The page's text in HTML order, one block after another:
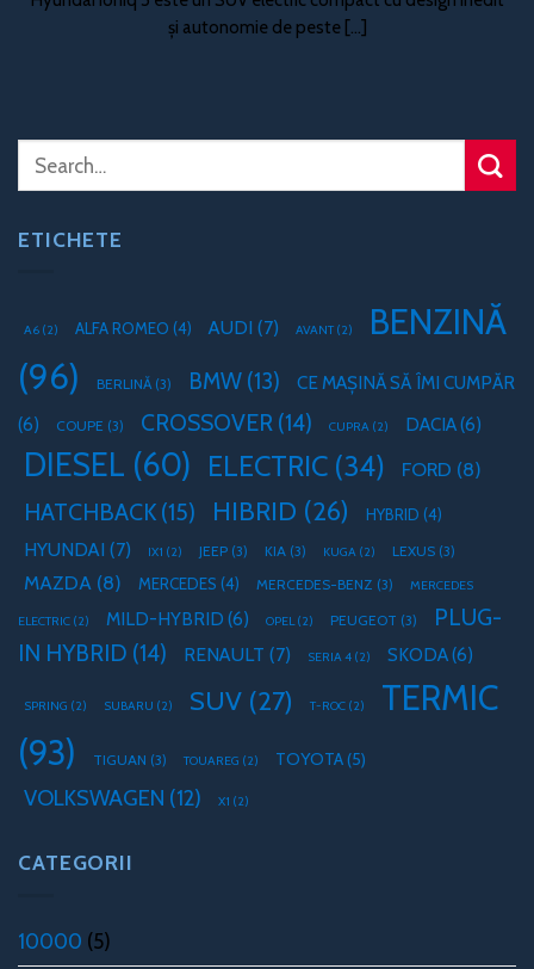
și autonomie de peste [...]
ETICHETE
A6 (2) ALFA ROMEO (4) AUDI (7) AVANT (2)
BENZINĂ
(96)
BERLINĂ (3) BMW (13)
CE MAȘINĂ SĂ ÎMI CUMPĂR
(6)
COUPE (3) CROSSOVER (14) CUPRA (2) DACIA(6)
DIESEL (60) ELECTRIC (34) FORD (8)
HATCHBACK (15) HIBRID (26) HYBRID (4)
HYUNDAI (7) IX1 (2) JEEP (3) KIA (3) KUGA (2) LEXUS (3)
MAZDA (8) MERCEDES (4) MERCEDES-BENZ (3) MERCEDES
ELECTRIC (2) MILD-HYBRID (6) OPEL(2) PEUGEOT (3)
PLUG-
IN HYBRID (14) RENAULT (7) SERIA 4 (2) SKODA(6)
SPRING (2) SUBARU (2) SUV (27) T-ROC (2)
TERMIC
(93)
TIGUAN (3) TOUAREG (2) TOYOTA(5)
VOLKSWAGEN (12) X1 (2)
CATEGORII
10000 (5)